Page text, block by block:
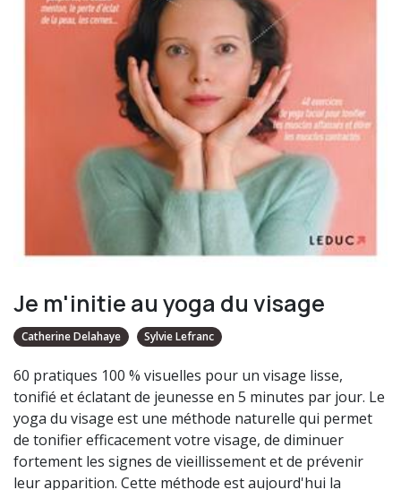
Je m'initie au yoga du visage
Catherine Delahaye Sylvie Lefranc
60 pratiques 100 % visuelles pour un visage lisse,
tonifié et éclatant de jeunesse en 5 minutes par jour. Le
yoga du visage est une méthode naturelle qui permet
de tonifier efficacement votre visage, de diminuer
fortement les signes de vieillissement et de prévenir
leur apparition. Cette méthode est aujourd'hui la